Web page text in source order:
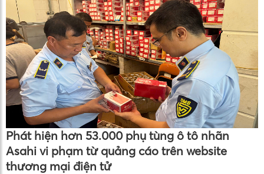
Phát hiện hơn 53.000 phụ tùng ô tô nhãn
Asahi vi phạm từ quảng cáo trên website
thương mại điện tử